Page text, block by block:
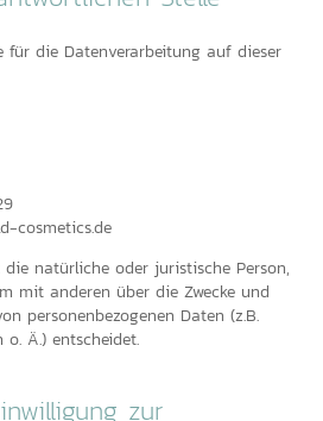
für die Datenverarbeitung auf dieser
cosmetics.de
natürliche oder juristische Person,
mit anderen über die Zwecke und
personenbezogenen Daten (z.B.
o. Ä.) entscheidet.
zur